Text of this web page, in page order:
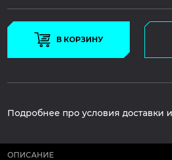
В КОРЗИНУ
Подробнее про условия доставки
ОПИСАНИЕ